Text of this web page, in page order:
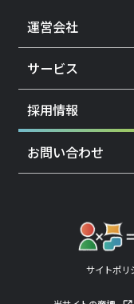
運営会社
サービス
採用情報
お問い合わせ
サイトポリ